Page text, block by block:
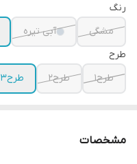
رنگ
مشگی
آبی تیره
طرح
طرح1
طرح2 طرح3
مشخصات